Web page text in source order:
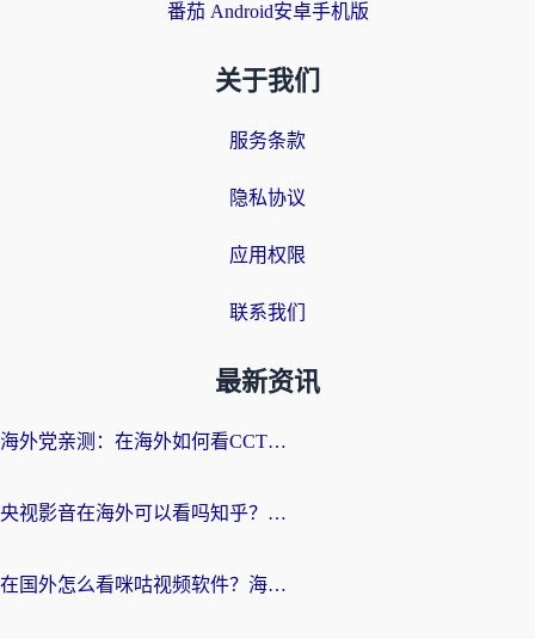
番茄 Android安卓手机版
关于我们
服务条款
隐私协议
应用权限
联系我们
最新资讯
海外党亲测：在海外如何看CCTV？告别“仅限大陆播放”的实用指南
央视影音在海外可以看吗知乎？留学生亲测：3步解决地域限制+追剧自由
在国外怎么看咪咕视频软件？海外党亲测有效的回国加速方案